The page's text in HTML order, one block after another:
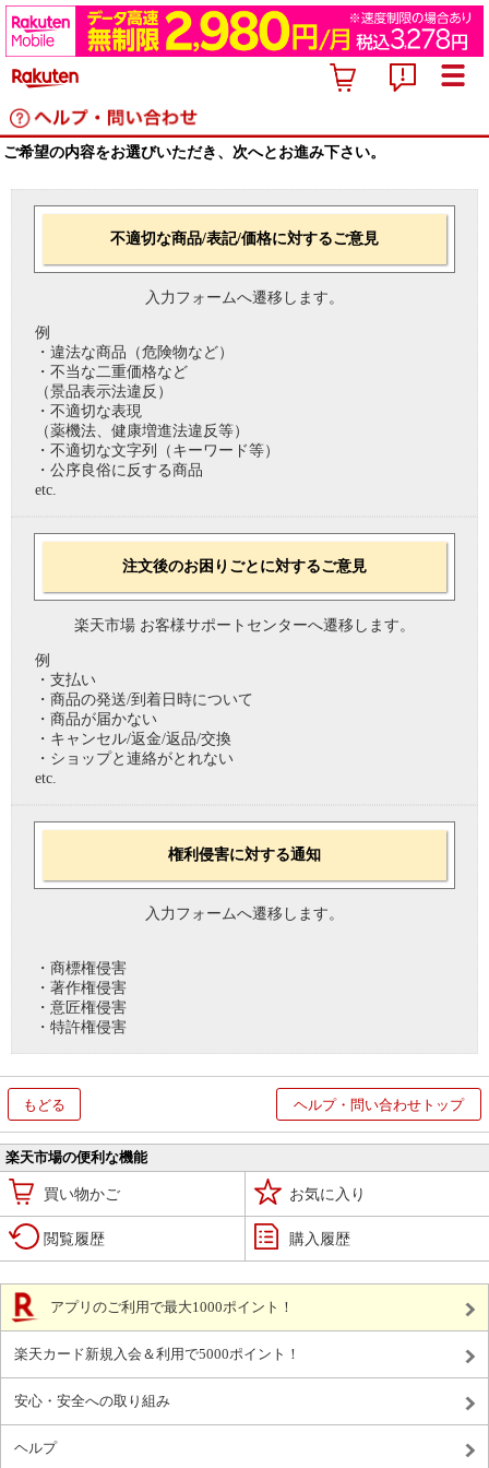
ご希望の内容をお選びいただき、次へとお進み下さい。
不適切な商品/表記/価格に対するご意見
入力フォームへ遷移します。
例
・違法な商品（危険物など）
・不当な二重価格など
（景品表示法違反）
・不適切な表現
（薬機法、健康増進法違反等）
・不適切な文字列（キーワード等）
・公序良俗に反する商品
etc.
注文後のお困りごとに対するご意見
楽天市場 お客様サポートセンターへ遷移します。
例
・支払い
・商品の発送/到着日時について
・商品が届かない
・キャンセル/返金/返品/交換
・ショップと連絡がとれない
etc.
権利侵害に対する通知
入力フォームへ遷移します。
・商標権侵害
・著作権侵害
・意匠権侵害
・特許権侵害
もどる ヘルプ・問い合わせトップ
楽天市場の便利な機能
買い物かご お気に入り
閲覧履歴 購入履歴
アプリのご利用で最大1000ポイント！
楽天カード新規入会＆利用で5000ポイント！
安心・安全への取り組み
ヘルプ